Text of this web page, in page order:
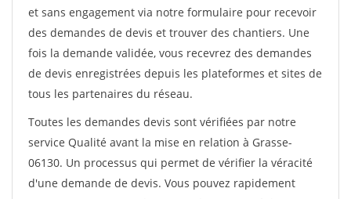
et sans engagement via notre formulaire pour recevoir
des demandes de devis et trouver des chantiers. Une
fois la demande validée, vous recevrez des demandes
de devis enregistrées depuis les plateformes et sites de
tous les partenaires du réseau.
Toutes les demandes devis sont vérifiées par notre
service Qualité avant la mise en relation à Grasse-
06130. Un processus qui permet de vérifier la véracité
d'une demande de devis. Vous pouvez rapidement